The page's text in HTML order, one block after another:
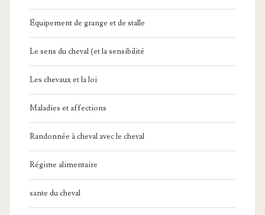
Équipement de grange et de stalle
Le sens du cheval (et la sensibilité
Les chevaux et la loi
Maladies et affections
Randonnée à cheval avec le cheval
Régime alimentaire
sante du cheval